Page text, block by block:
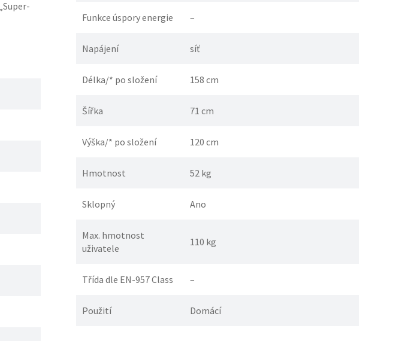
Funkce úspory energie –
Napájení síť
Délka/* po složení 158 cm
Šířka 71 cm
Výška/* po složení 120 cm
Hmotnost 52 kg
Sklopný Ano
Max. hmotnost
uživatele
110 kg
Třída dle EN-957 Class –
Použití Domácí